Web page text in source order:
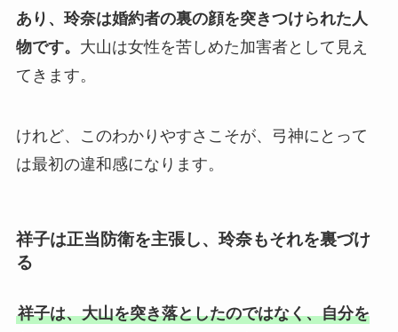
あり、玲奈は婚約者の裏の顔を突きつけられた人
物です。 大山は女性を苦しめた加害者として見え
てきます。
けれど、このわかりやすさこそが、弓神にとって
は最初の違和感になります。
祥子は正当防衛を主張し、玲奈もそれを裏づけ
る
祥子は、大山を突き落としたのではなく、自分を